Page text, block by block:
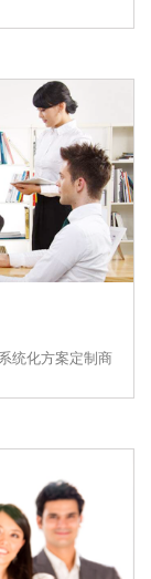
统化方案定制商
统化方案定制商